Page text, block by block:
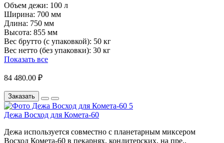
Объем дежи: 100 л
Ширина: 700 мм
Длина: 750 мм
Высота: 855 мм
Вес брутто (с упаковкой): 50 кг
Вес нетто (без упаковки): 30 кг
Показать все
84 480.00 ₽
Заказать
Дежа Восход для Комета-60
Дежа используется совместно с планетарным миксером
Восход Комета-60 в пекарнях, кондитерских, на пре..